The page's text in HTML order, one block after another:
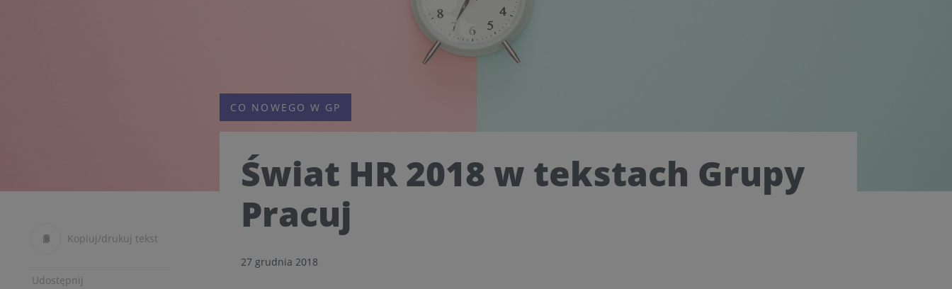
Kopiuj/drukuj tekst
Udostępnij
CO NOWEGO W GP
Świat HR 2018 w tekstach Grupy
Pracuj
27 grudnia 2018